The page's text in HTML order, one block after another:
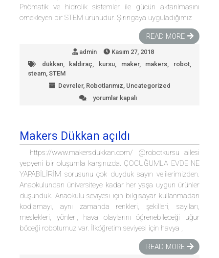
Pnömatik ve hidrolik sistemler ile gücün aktarılmasını
örnekleyen bir STEM ürünüdür. Şırıngaya uyguladığımız
READ MORE
admin
Kasım 27, 2018
dükkan, kaldıraç, kursu, maker, makers, robot,
steam, STEM
Devreler, Robotlarımız, Uncategorized
Kaldıraç
yorumlar kapalı
Makers Dükkan açıldı
https://www.makersdukkan.com/ @robotkursu ailesi
yepyeni bir oluşumla karşınızda. ÇOCUĞUMLA EVDE NE
YAPABİLİRİM sorusunu çok duyduk sayın velilerimizden.
Anaokulundan üniversiteye kadar her yaşa uygun ürünler
düşündük. Anaokulu seviyesi için bilgisayar kullanmadan
kodlamayı, aynı zamanda renkleri, şekilleri, sayıları,
meslekleri, yönleri, hava olaylarını öğrenebileceği uğur
böceği robotumuz var. İlköğretim seviyesi için havya ,
READ MORE